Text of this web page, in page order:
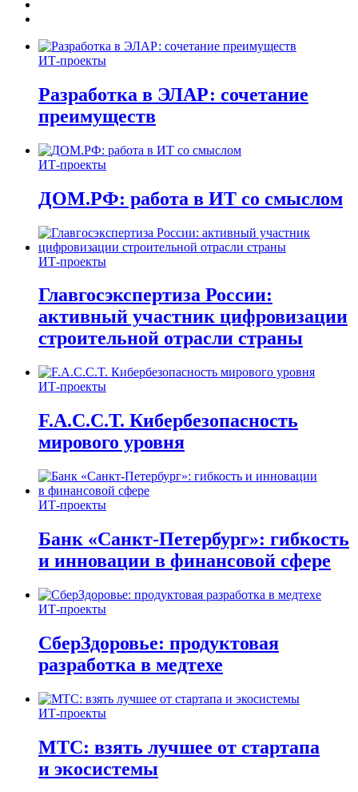
ИТ-проекты
Разработка в ЭЛАР: сочетание
преимуществ
ИТ-проекты
ДОМ.РФ: работа в ИТ со смыслом
ИТ-проекты
Главгосэкспертиза России:
активный участник цифровизации
строительной отрасли страны
ИТ-проекты
F.A.C.C.T. Кибербезопасность
мирового уровня
ИТ-проекты
Банк «Санкт-Петербург»: гибкость
и инновации в финансовой сфере
ИТ-проекты
СберЗдоровье: продуктовая
разработка в медтехе
ИТ-проекты
МТС: взять лучшее от стартапа
и экосистемы